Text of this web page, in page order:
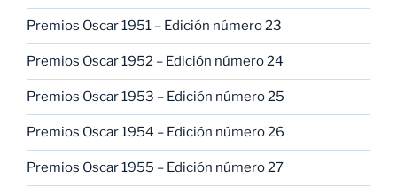
Premios Oscar 1951 – Edición número 23
Premios Oscar 1952 – Edición número 24
Premios Oscar 1953 – Edición número 25
Premios Oscar 1954 – Edición número 26
Premios Oscar 1955 – Edición número 27